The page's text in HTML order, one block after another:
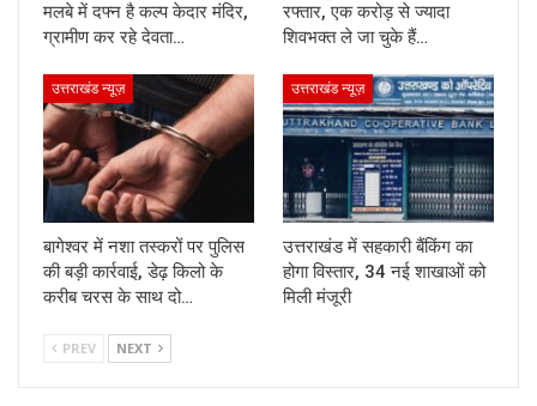
मलबे में दफ्न है कल्प केदार मंदिर,
ग्रामीण कर रहे देवता…
रफ्तार, एक करोड़ से ज्यादा
शिवभक्त ले जा चुके हैं…
उत्तराखंड न्यूज़
बागेश्वर में नशा तस्करों पर पुलिस
की बड़ी कार्रवाई, डेढ़ किलो के
करीब चरस के साथ दो…
उत्तराखंड न्यूज़
उत्तराखंड में सहकारी बैंकिंग का
होगा विस्तार, 34 नई शाखाओं को
मिली मंजूरी
PREV NEXT